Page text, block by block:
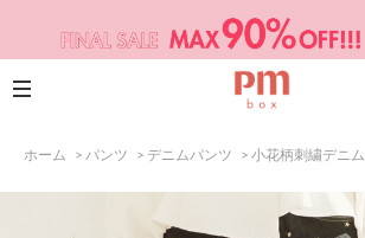
ホーム > パンツ > デニムパンツ > 小花柄刺繍デニム